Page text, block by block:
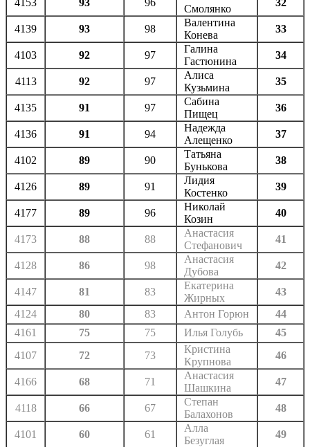
4153 93 96
Смолянко
32
4139 93 98
Валентина
Конева
33
4103 92 97
Галина
Гастюнина
34
4113 92 97
Алиса
Кузьмина
35
4135 91 97
Сабина
Пищец
36
4136 91 94
Надежда
Алещенко
37
4102 89 90
Татьяна
Бунькова
38
4126 89 91
Лидия
Костенко
39
4177 89 96
Николай
Козин
40
4173 88 88
Анастасия
Стефанович
41
4128 86 98
Анастасия
Дубова
42
4147 81 83
Екатерина
Жирных
43
4124
80 83 Антон Горюн
44
4161
75 75 Илья Голубь
45
4107
72 73
Кристина
Крупнова
46
4166 68 71
Анастасия
Шашкина
47
4118 66 67
Степан
Балахонов
48
4101 60 61
Алла
Безуглая
49